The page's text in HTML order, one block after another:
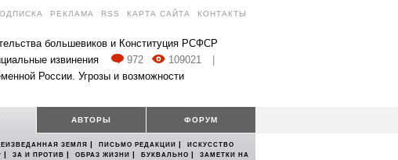
РЕКЛАМА RSS КАРТА САЙТА КОНТАКТЫ
большевиков и Конституция РСФСР
извинения 972 109021
России. Угрозы и возможности
АВТОРЫ ФОРУМ
ЗЕМЛЯ | ПИСЬМО РЕДАКЦИИ |
ИСКУССТВО
| ЗА И ПРОТИВ | ОБРАЗ ЖИЗНИ | БУКВАЛЬНО |
ЗАМЕТКИ НА